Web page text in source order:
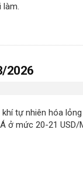
2026
tự nhiên hóa
ở mức 20-21 USD/